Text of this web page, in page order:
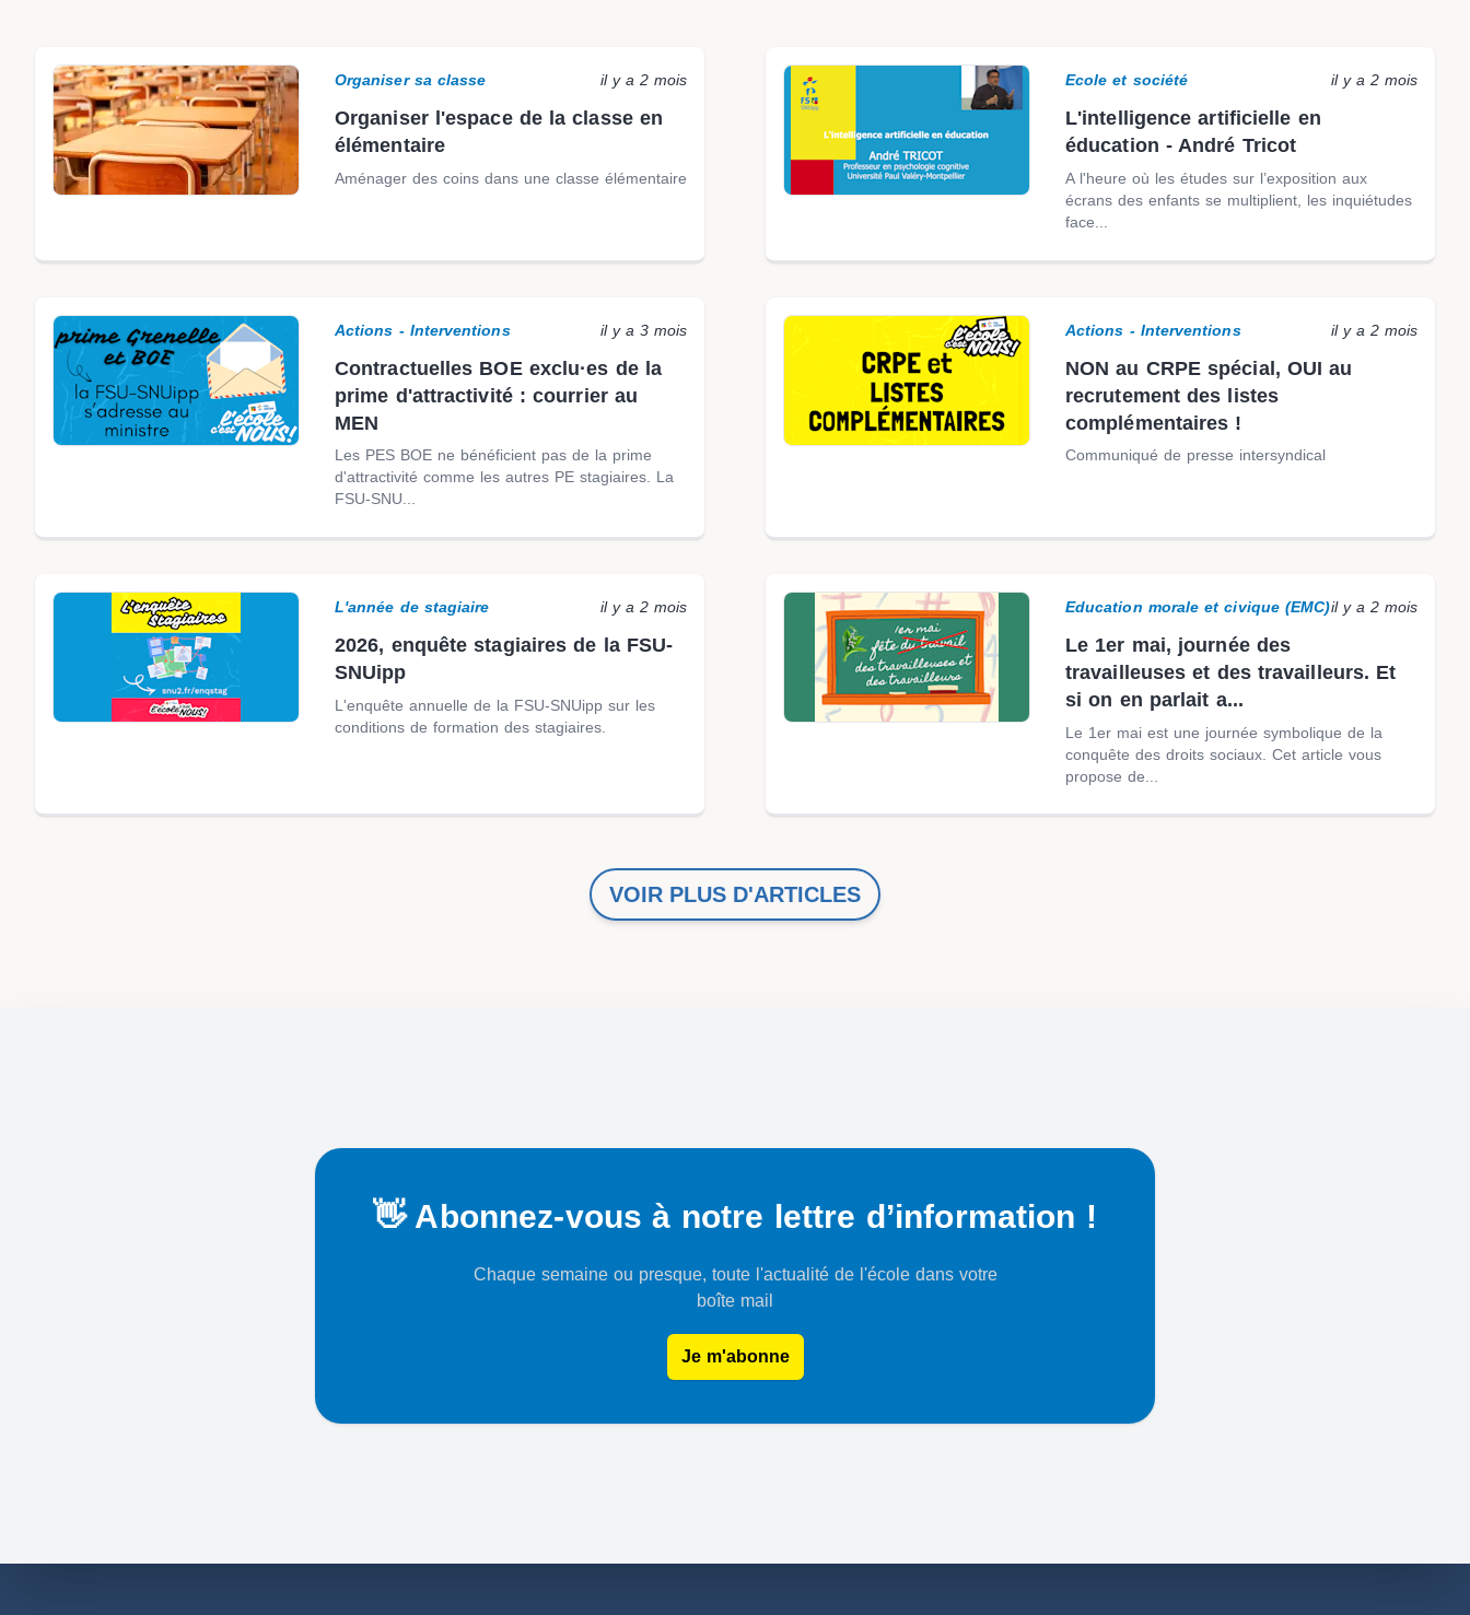
Organiser sa classe il y a 2 mois
Organiser l'espace de la classe en
élémentaire
Aménager des coins dans une classe élémentaire
Ecole et société il y a 2 mois
L'intelligence artificielle en
éducation - André Tricot
A l'heure où les études sur l’exposition aux
écrans des enfants se multiplient, les inquiétudes
face...
Actions - Interventions il y a 3 mois
Contractuelles BOE exclu·es de la
prime d'attractivité : courrier au
MEN
Les PES BOE ne bénéficient pas de la prime
d'attractivité comme les autres PE stagiaires. La
FSU-SNU...
Actions - Interventions il y a 2 mois
NON au CRPE spécial, OUI au
recrutement des listes
complémentaires !
Communiqué de presse intersyndical
L'année de stagiaire il y a 2 mois
2026, enquête stagiaires de la FSU-
SNUipp
L'enquête annuelle de la FSU-SNUipp sur les
conditions de formation des stagiaires.
Education morale et civique (EMC)il y a 2 mois
Le 1er mai, journée des
travailleuses et des travailleurs. Et
si on en parlait a...
Le 1er mai est une journée symbolique de la
conquête des droits sociaux. Cet article vous
propose de...
VOIR PLUS D'ARTICLES
👋 Abonnez-vous à notre lettre d’information !
Chaque semaine ou presque, toute l'actualité de l'école dans votre
boîte mail
Je m'abonne